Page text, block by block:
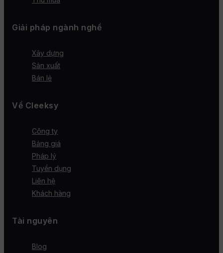
Giải pháp ngành nghề
Xây dựng
Sản xuất
Bán lẻ
Về Cleeksy
Công ty
Bảng giá
Pháp lý
Tuyển dụng
Liên hệ
Khách hàng
Tài nguyên
Blog